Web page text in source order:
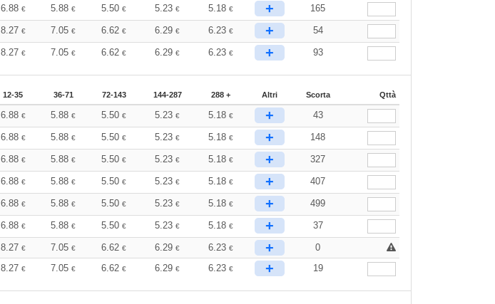
6.88 € 5.88€ 5.50€ 5.23€ 5.18€ + 165
8.27 € 7.05€ 6.62€ 6.29€ 6.23€ + 54
8.27 € 7.05€ 6.62€ 6.29€ 6.23€ + 93
12-35 36-71 72-143 144-287 288 + Altri Scorta Qttà
6.88 € 5.88€ 5.50€ 5.23€ 5.18€ + 43
6.88 € 5.88€ 5.50€ 5.23€ 5.18€ + 148
6.88 € 5.88€ 5.50€ 5.23€ 5.18€ + 327
6.88 € 5.88€ 5.50€ 5.23€ 5.18€ + 407
6.88 € 5.88€ 5.50€ 5.23€ 5.18€ + 499
6.88 € 5.88€ 5.50€ 5.23€ 5.18€ + 37
8.27 € 7.05€ 6.62€ 6.29€ 6.23€ +
0
8.27 € 7.05€ 6.62€ 6.29€ 6.23€ + 19